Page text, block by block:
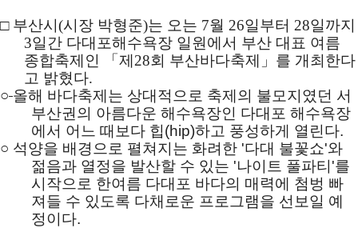
□ 부산시(시장 박형준)는 오는 7월 26일부터 28일까지
3일간 다대포해수욕장 일원에서 부산 대표 여름
종합축제인
「제28회 부산바다축제 」 를 개최한다
고 밝혔다.
○ 올해 바다축제는 상대적으로 축제의 불모지였던 서
부산권의 아름다운 해수욕장인 다대포 해수욕장
에서 어느 때보다 힙(hip)하고 풍성하게 열린다.
○ 석양을 배경으로 펼쳐지는 화려한 '다대 불꽃쇼'와
젊음과 열정을 발산할 수 있는 '나이트 풀파티'를
시작으로 한여름 다대포 바다의 매력에 첨벙 빠
져들 수 있도록 다채로운 프로그램을 선보일 예
정이다.